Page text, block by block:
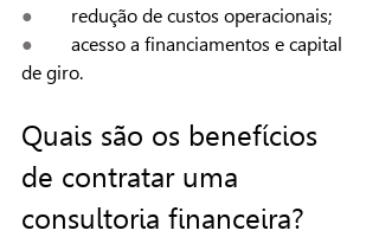
● redução de custos operacionais;
● acesso a financiamentos e capital
de giro.
Quais são os benefícios
de contratar uma
consultoria financeira?